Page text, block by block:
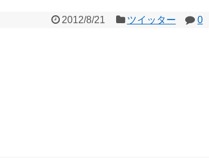
2012/8/21 ツイッター 0